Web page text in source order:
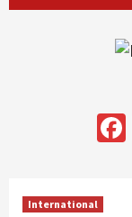
International